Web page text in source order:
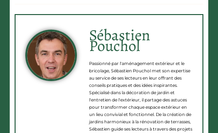
Sébastien
Pouchol
Passionné par l'aménagement extérieur et le
bricolage, Sébastien Pouchol met son expertise
au service de ses lecteurs en leur offrant des
conseils pratiques et des idées inspirantes.
Spécialisé dans la décoration de jardin et
l'entretien de l'extérieur, il partage des astuces
pour transformer chaque espace extérieur en
un lieu convivial et fonctionnel. De la création de
jardins harmonieux à la rénovation de terrasses,
Sébastien guide ses lecteurs à travers des projets